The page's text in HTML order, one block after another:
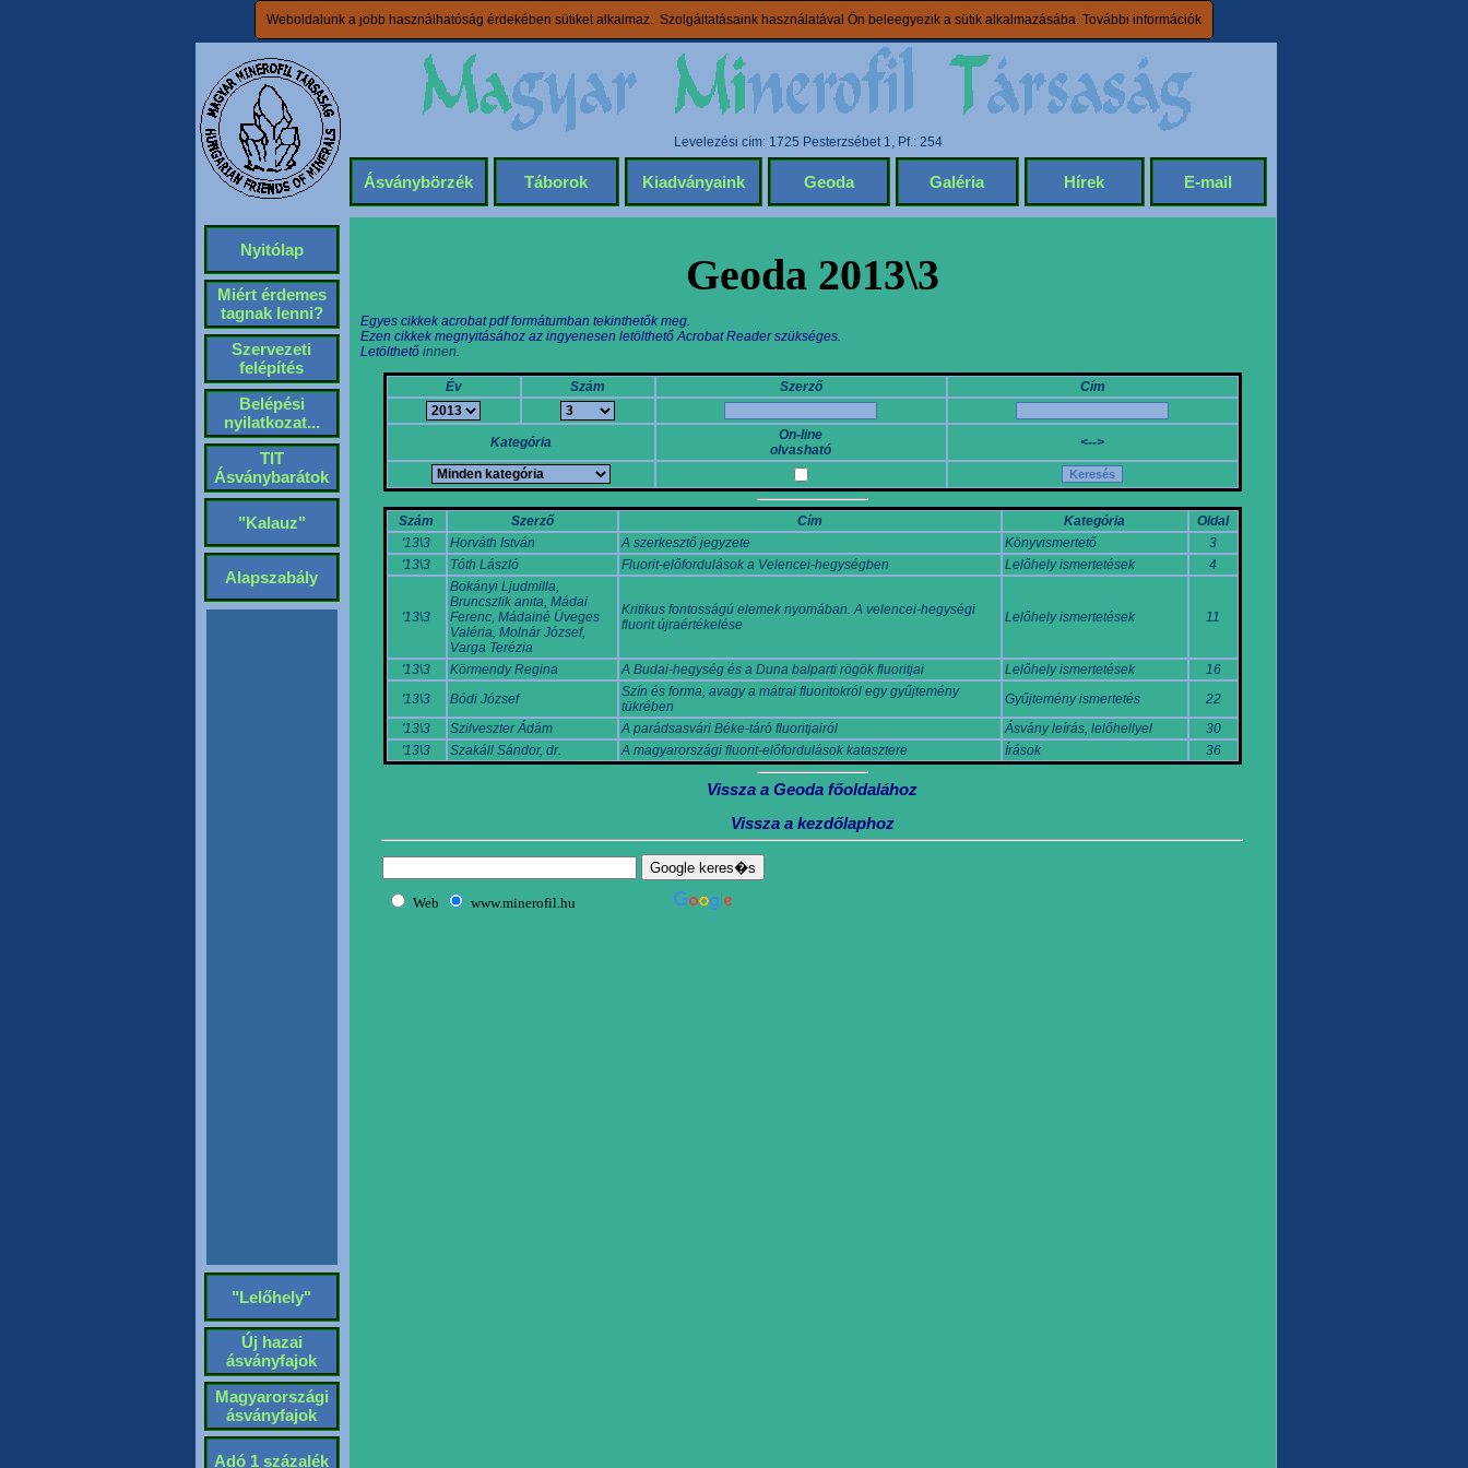
Weboldalunk a jobb használhatóság érdekében sütiket alkalmaz. Szolgáltatásaink használatával Ön beleegyezik a sütik alkalmazásába. További információk
Levelezési cím: 1725 Pesterzsébet 1, Pf.: 254
Ásványbörzék Táborok Kiadványaink Geoda Galéria Hírek E-mail
Nyitólap
Miért érdemes
tagnak lenni?
Szervezeti
felépítés
Belépési
nyilatkozat...
TIT
Ásványbarátok
"Kalauz"
Alapszabály
"Lelőhely"
Új hazai
ásványfajok
Magyarországi
ásványfajok
Adó 1 százalék
Geoda 2013\3
Egyes cikkek acrobat pdf formátumban tekinthetők meg.
Ezen cikkek megnyitásához az ingyenesen letölthető Acrobat Reader szükséges.
Letölthető innen.
Év Szám Szerző Cím
Kategória
On-line
olvasható
<-->
Szám Szerző Cím Kategória
Oldal
'13\3
Horváth István A szerkesztő jegyzete Könyvismertető
3
'13\3
Tóth László Fluorit-előfordulások a Velencei-hegységben Lelőhely ismertetések 4
'13\3
Bokányi Ljudmilla,
Bruncszlik anita, Mádai
Ferenc, Mádainé Üveges
Valéria, Molnár József,
Varga Terézia
Kritikus fontosságú elemek nyomában. A velencei-hegységi
fluorit újraértékelése
Lelőhely ismertetések 11
'13\3 Körmendy Regina A Budai-hegység és a Duna balparti rögök fluoritjai Lelőhely ismertetések
16
'13\3
Bódi József
Szín és forma, avagy a mátrai fluoritokról egy gyűjtemény
tükrében
Gyűjtemény ismertetés
22
'13\3
Szilveszter Ádám A parádsasvári Béke-táró fluoritjairól Ásvány leírás, lelőhellyel
30
'13\3
Szakáll Sándor, dr. A magyarországi fluorit-előfordulások katasztere Írások 36
Vissza a Geoda főoldalához
Vissza a kezdőlaphoz